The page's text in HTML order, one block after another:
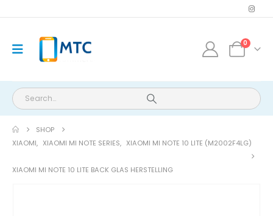
0
SHOP
XIAOMI, XIAOMI MI NOTE SERIES, XIAOMI MI NOTE 10 LITE (M2002F4LG)
XIAOMI MI NOTE 10 LITE BACK GLAS HERSTELLING